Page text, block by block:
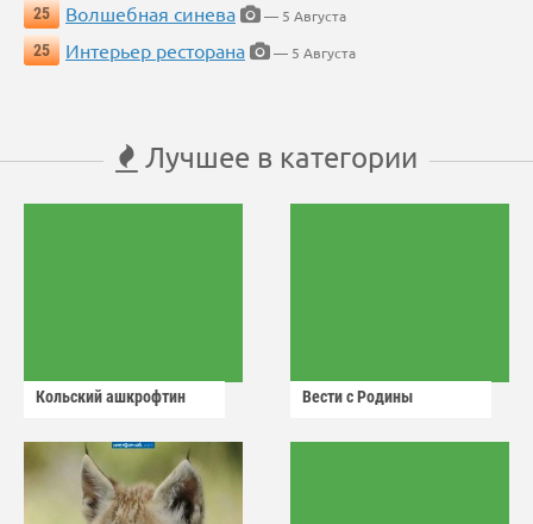
25
Волшебная синева
— 5 Августа
25
Интерьер ресторана — 5 Августа
Лучшее в категории
Кольский ашкрофтин Вести с Родины